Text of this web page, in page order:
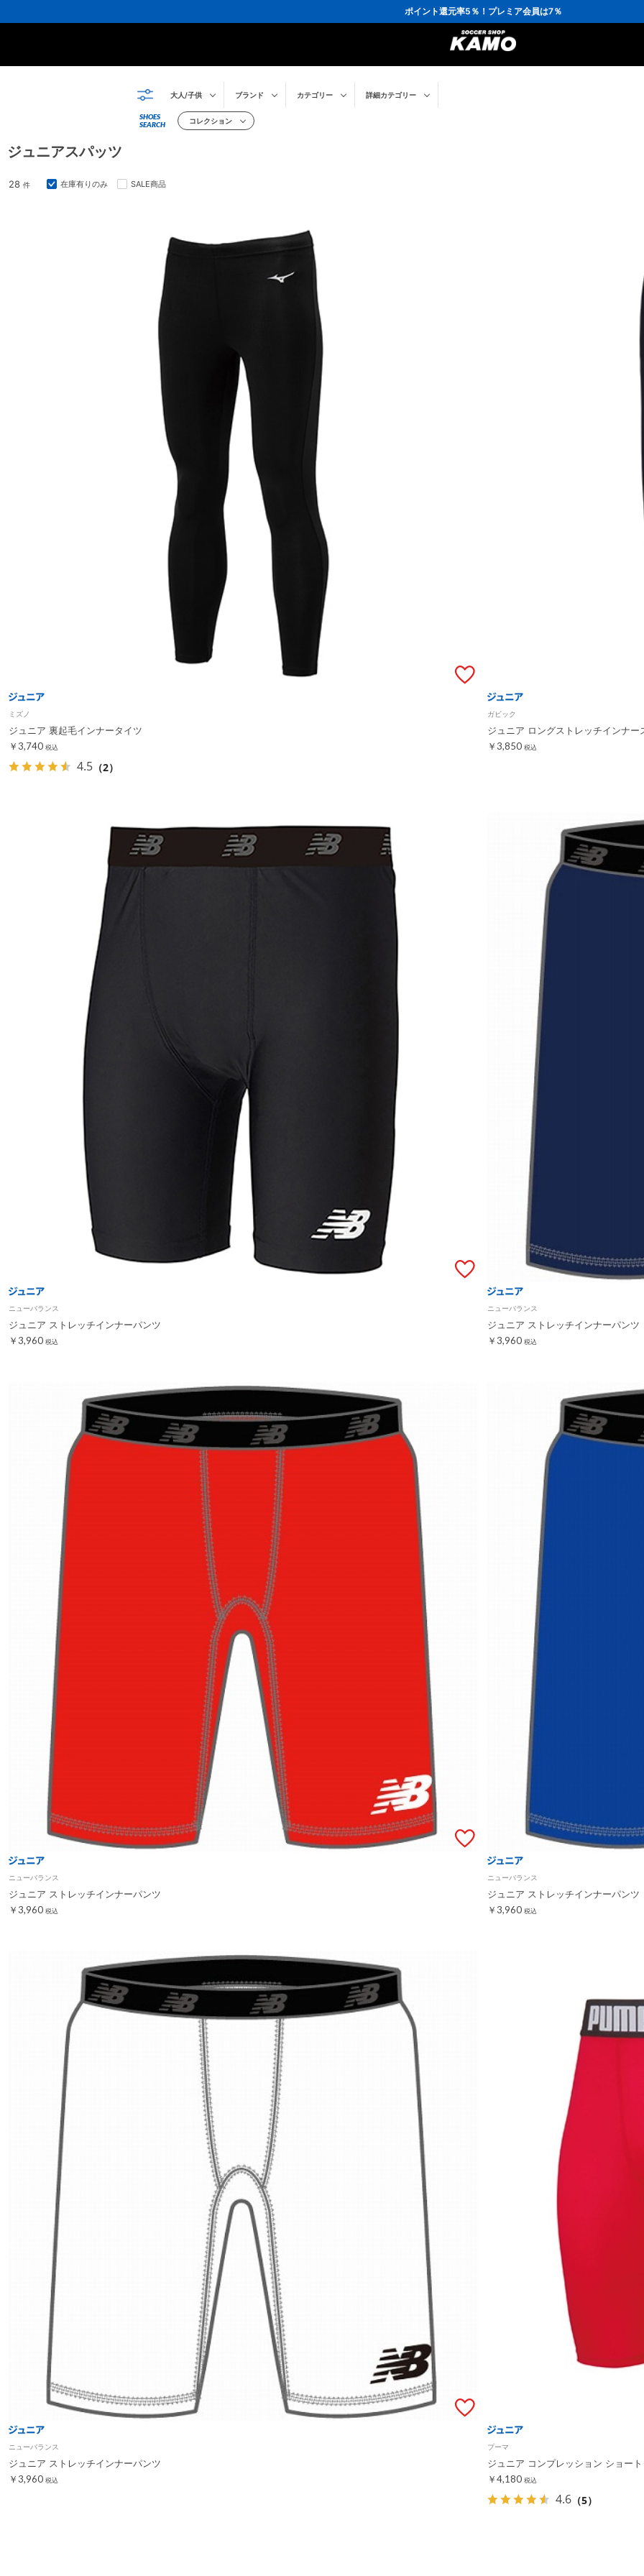
会員の方にはお誕生月に「10％OFFクーポン」プレゼント！
16,000円(税込)以上でシューズケースプレゼント！
3,300円(税込)以上で送料無料！
大人/子供 ブランド カテゴリー 詳細カテゴリー
SHOES
SEARCH
コレクション
ジュニアスパッツ
28 件 在庫有りのみ SALE商品
ミズノ
ジュニア 裏起毛インナータイツ
￥3,740 税込
4.5 （2）
ガビック
ジュニア ロングストレッチインナー
￥3,850 税込
ニューバランス
ジュニア ストレッチインナーパンツ
￥3,960 税込
ニューバランス
ジュニア ストレッチインナーパンツ
￥3,960 税込
ニューバランス
ジュニア ストレッチインナーパンツ
￥3,960 税込
ニューバランス
ジュニア ストレッチインナーパンツ
￥3,960 税込
ニューバランス
ジュニア ストレッチインナーパンツ
￥3,960 税込
プーマ
ジュニア コンプレッション ショー
￥4,180 税込
4.6 （5）